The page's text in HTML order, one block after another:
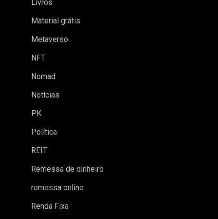
Livros
Material grátis
Metaverso
NFT
Nomad
Notícias
PK
Política
REIT
Remessa de dinheiro
remessa online
Renda Fixa